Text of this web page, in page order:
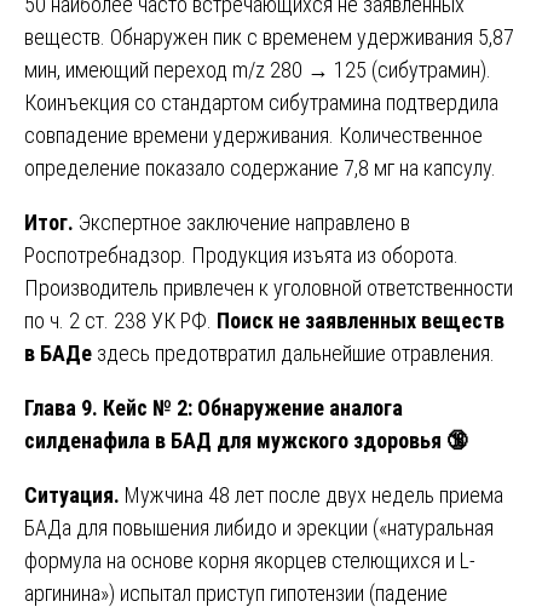
веществ. Обнаружен пик с временем удерживания 5,87
мин, имеющий переход m/z 280 → 125 (сибутрамин).
Коинъекция со стандартом сибутрамина подтвердила
совпадение времени удерживания. Количественное
определение показало содержание 7,8 мг на капсулу.
Итог. Экспертное заключение направлено в
Роспотребнадзор. Продукция изъята из оборота.
Производитель привлечен к уголовной ответственности
по ч. 2 ст. 238 УК РФ. Поиск не заявленных веществ
в БАДе здесь предотвратил дальнейшие отравления.
Глава 9. Кейс № 2: Обнаружение аналога
силденафила в БАД для мужского здоровья 🔞
Ситуация. Мужчина 48 лет после двух недель приема
БАДа для повышения либидо и эрекции («натуральная
формула на основе корня якорцев стелющихся и L-
аргинина») испытал приступ гипотензии (падение